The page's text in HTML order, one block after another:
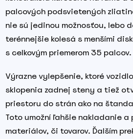
palcových podsvietených
nie sú jedinou možnosťou, lebo
terénnejšie kolesá s menšími
s celkovým priemerom 35 palcov.
Výrazne vylepšenie, ktoré
sklopenia zadnej steny a tiež
priestoru do strán ako na
Toto umožní ľahšie nakladanie a
materiálov, či tovarov. Ďalším